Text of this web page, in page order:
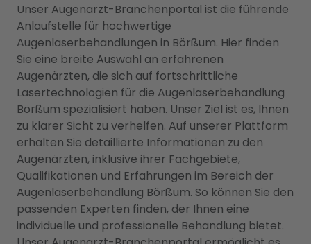
Unser Augenarzt-Branchenportal ist die führende
Anlaufstelle für hochwertige
Augenlaserbehandlungen in Börßum. Hier finden
Sie eine breite Auswahl an erfahrenen
Augenärzten, die sich auf fortschrittliche
Lasertechnologien für die Augenlaserbehandlung
Börßum spezialisiert haben. Unser Ziel ist es, Ihnen
zu klarer Sicht zu verhelfen. Auf unserer Plattform
erhalten Sie detaillierte Informationen zu den
Augenärzten, inklusive ihrer Fachgebiete,
Qualifikationen und Erfahrungen im Bereich der
Augenlaserbehandlung Börßum. So können Sie den
passenden Experten finden, der Ihnen eine
individuelle und professionelle Behandlung bietet.